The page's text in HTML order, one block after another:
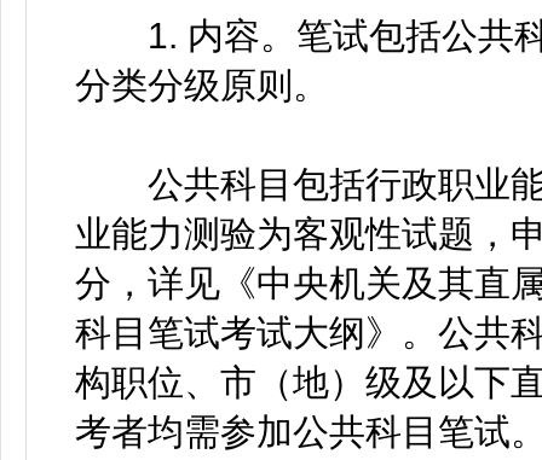
1. 内容。笔试包括公共科
分类分级原则。
公共科目包括行政职业能
业能力测验为客观性试题，
分，详见《中央机关及其直
科目笔试考试大纲》。公共
构职位、市（地）级及以下
考者均需参加公共科目笔试